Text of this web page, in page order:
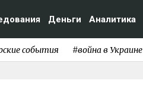
Деньги Аналитика
события #война в Украине